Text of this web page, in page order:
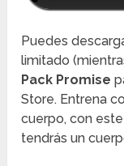
Puedes
limitado
Pack Promise
Store. Entrena
cuerpo, con
tendrás un